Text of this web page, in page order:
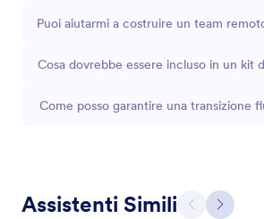
Puoi aiutarmi a costruire un team
Cosa dovrebbe essere incluso in un kit
Come posso garantire una transizione
Assistenti Simili